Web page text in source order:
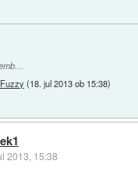
Fuzzy (18. jul 2013 ob 15:38)
2013, 15:38